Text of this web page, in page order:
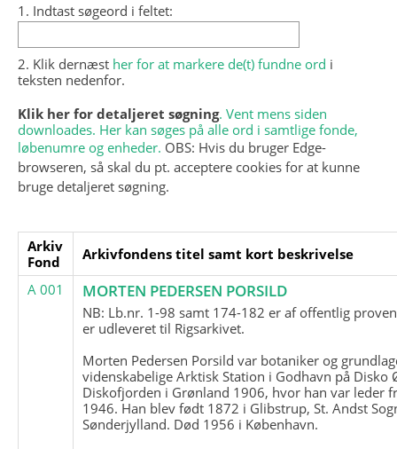
1. Indtast søgeord i feltet:
2. Klik dernæst her for at markere de(t) fundne ord i
teksten nedenfor.
Klik her for detaljeret søgning. Vent mens siden
downloades. Her kan søges på alle ord i samtlige fonde,
løbenumre og enheder. OBS: Hvis du bruger Edge-
browseren, så skal du pt. acceptere cookies for at kunne
bruge detaljeret søgning.
Arkiv
Fond
Arkivfondens titel samt kort beskrivelse
A 001
MORTEN PEDERSEN PORSILD
NB: Lb.nr. 1-98 samt 174-182 er af offentlig
er udleveret til Rigsarkivet.
Morten Pedersen Porsild var botaniker og
videnskabelige Arktisk Station i Godhavn på Disko
Diskofjorden i Grønland 1906, hvor han var leder
1946. Han blev født 1872 i Glibstrup, St. Andst
Sønderjylland. Død 1956 i København.